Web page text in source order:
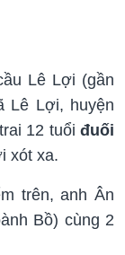
Lê Lợi (gần
Lê Lợi, huyện
12 tuổi đuối
xót xa.
trên, anh Ân
Bồ) cùng 2